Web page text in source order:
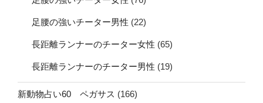
足腰の強いチーター男性 (22)
長距離ランナーのチーター女性 (65)
長距離ランナーのチーター男性 (19)
新動物占い60 ペガサス (166)